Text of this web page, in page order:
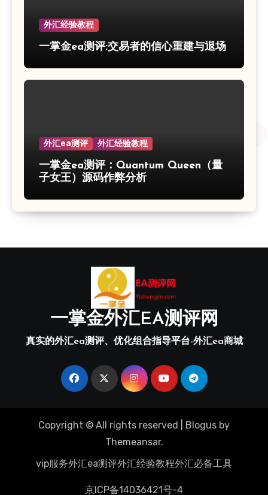
外汇经验教程
一掌金ea测评:交易者的信心重建与退场
外汇ea测评 外汇经验教程
一掌金ea测评：Quantum Queen（量
子女王）源码作弊分析
一掌金外汇EA测评网
真实的外汇ea测评、优化组合指导平台-外汇ea商城
Copyright © All rights reserved Blogus by
Themeansar.
vip服务外汇ea测评外汇经验教程外汇必备工具
京ICP备14036421号-4